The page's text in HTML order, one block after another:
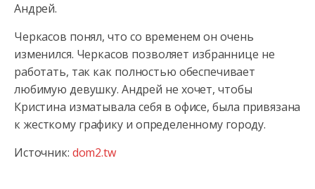
Андрей.
Черкасов понял, что со временем он очень
изменился. Черкасов позволяет избраннице не
работать, так как полностью обеспечивает
любимую девушку. Андрей не хочет, чтобы
Кристина изматывала себя в офисе, была привязана
к жесткому графику и определенному городу.
Источник: dom2.tw